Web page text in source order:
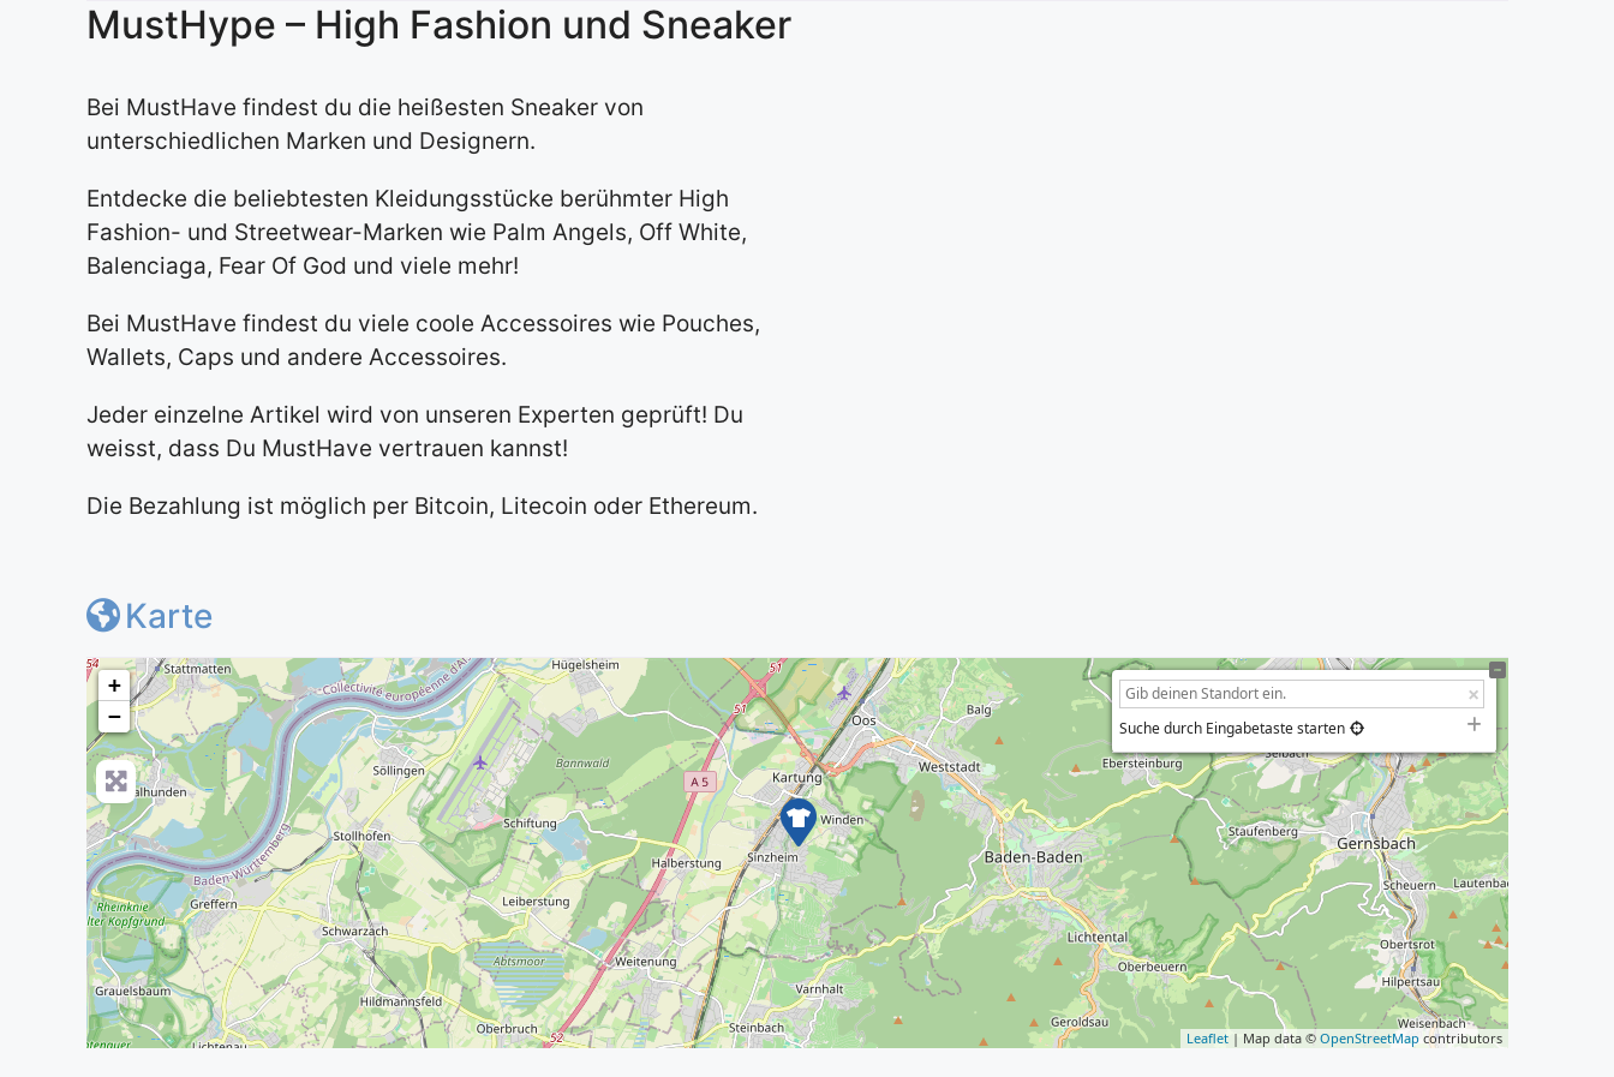
MustHype – High Fashion und Sneaker
Bei MustHave findest du die heißesten Sneaker von
unterschiedlichen Marken und Designern.
Entdecke die beliebtesten Kleidungsstücke berühmter High
Fashion- und Streetwear-Marken wie Palm Angels, Off White,
Balenciaga, Fear Of God und viele mehr!
Bei MustHave findest du viele coole Accessoires wie Pouches,
Wallets, Caps und andere Accessoires.
Jeder einzelne Artikel wird von unseren Experten geprüft! Du
weisst, dass Du MustHave vertrauen kannst!
Die Bezahlung ist möglich per Bitcoin, Litecoin oder Ethereum.
Karte
+
−
Suche durch Eingabetaste starten
Leaflet | Map data © OpenStreetMap contributors